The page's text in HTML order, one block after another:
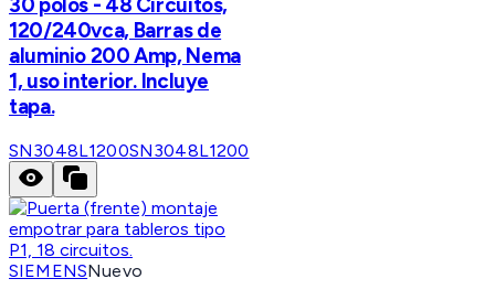
120/240vca, Barras de
aluminio 200 Amp, Nema
1, uso interior. Incluye
tapa.
SN3048L1200SN3048L1200
SIEMENSNuevo